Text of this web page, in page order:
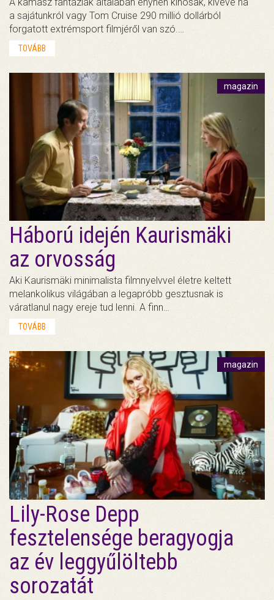
a sajátunkról vagy Tom Cruise 290 millió dollárból
forgatott extrémsport filmjéről van szó.…
TOVÁBB
magazin
Háború idején Kaurismäki
az orvosság
Aki Kaurismäki minimalista filmnyelvvel életre keltett
melankolikus világában a legapróbb gesztusnak is
váratlanul nagy ereje tud lenni. A finn…
TOVÁBB
magazin
Lily-Rose Depp
fesztelensége beragyogja
az év leggyűlöltebb
sorozatát